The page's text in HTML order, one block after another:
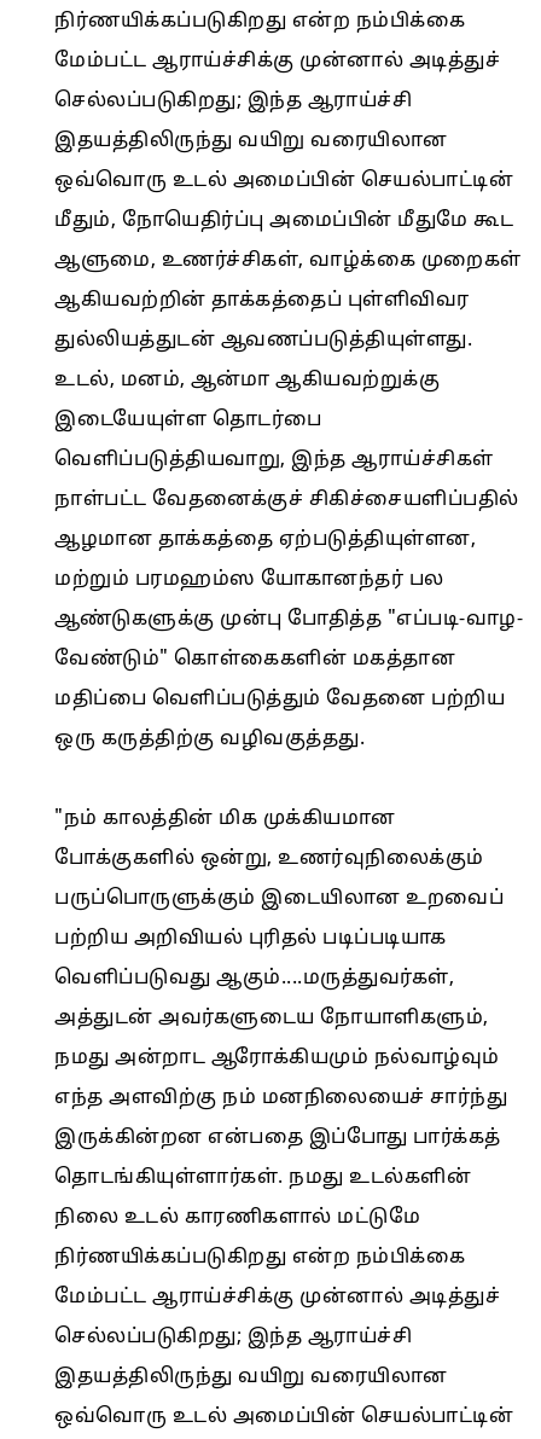
நிர்ணயிக்கப்படுகிறது என்ற நம்பிக்கை
மேம்பட்ட ஆராய்ச்சிக்கு முன்னால் அடித்துச்
செல்லப்படுகிறது; இந்த ஆராய்ச்சி
இதயத்திலிருந்து வயிறு வரையிலான
ஒவ்வொரு உடல் அமைப்பின் செயல்பாட்டின்
மீதும், நோயெதிர்ப்பு அமைப்பின் மீதுமே கூட
ஆளுமை, உணர்ச்சிகள், வாழ்க்கை முறைகள்
ஆகியவற்றின் தாக்கத்தைப் புள்ளிவிவர
துல்லியத்துடன் ஆவணப்படுத்தியுள்ளது.
உடல், மனம், ஆன்மா ஆகியவற்றுக்கு
இடையேயுள்ள தொடர்பை
வெளிப்படுத்தியவாறு, இந்த ஆராய்ச்சிகள்
நாள்பட்ட வேதனைக்குச் சிகிச்சையளிப்பதில்
ஆழமான தாக்கத்தை ஏற்படுத்தியுள்ளன,
மற்றும் பரமஹம்ஸ யோகானந்தர் பல
ஆண்டுகளுக்கு முன்பு போதித்த "எப்படி-வாழ-
வேண்டும்" கொள்கைகளின் மகத்தான
மதிப்பை வெளிப்படுத்தும் வேதனை பற்றிய
ஒரு கருத்திற்கு வழிவகுத்தது.
"நம் காலத்தின் மிக முக்கியமான
போக்குகளில் ஒன்று, உணர்வுநிலைக்கும்
பருப்பொருளுக்கும் இடையிலான உறவைப்
பற்றிய அறிவியல் புரிதல் படிப்படியாக
வெளிப்படுவது ஆகும்....மருத்துவர்கள்,
அத்துடன் அவர்களுடைய நோயாளிகளும்,
நமது அன்றாட ஆரோக்கியமும் நல்வாழ்வும்
எந்த அளவிற்கு நம் மனநிலையைச் சார்ந்து
இருக்கின்றன என்பதை இப்போது பார்க்கத்
தொடங்கியுள்ளார்கள். நமது உடல்களின்
நிலை உடல் காரணிகளால் மட்டுமே
நிர்ணயிக்கப்படுகிறது என்ற நம்பிக்கை
மேம்பட்ட ஆராய்ச்சிக்கு முன்னால் அடித்துச்
செல்லப்படுகிறது; இந்த ஆராய்ச்சி
இதயத்திலிருந்து வயிறு வரையிலான
ஒவ்வொரு உடல் அமைப்பின் செயல்பாட்டின்